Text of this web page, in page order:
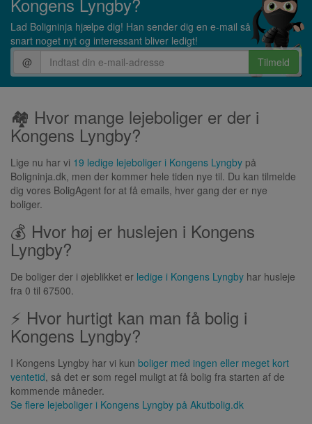
Lad Boligninja hjælpe dig! Han sender dig en e-mail så
snart noget nyt og interessant bliver ledigt!
@
Tilmeld
🏘 Hvor mange lejeboliger er der i
Kongens Lyngby?
Lige nu har vi 19 ledige lejeboliger i Kongens Lyngby på
Boligninja.dk, men der kommer hele tiden nye til. Du kan tilmelde
dig vores BoligAgent for at få emails, hver gang der er nye
boliger.
💰 Hvor høj er huslejen i Kongens
Lyngby?
De boliger der i øjeblikket er ledige i Kongens Lyngby har husleje
fra 0 til 67500.
⚡ Hvor hurtigt kan man få bolig i
Kongens Lyngby?
I Kongens Lyngby har vi kun boliger med ingen eller meget kort
ventetid, så det er som regel muligt at få bolig fra starten af de
kommende måneder.
Se flere lejeboliger i Kongens Lyngby på Akutbolig.dk